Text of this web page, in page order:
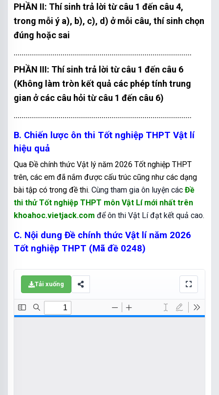
PHẦN II: Thí sinh trả lời từ câu 1 đến câu 4,
trong mỗi ý a), b), c), d) ở mỗi câu, thí sinh chọn
đúng hoặc sai
...........................................................................................
PHẦN III: Thí sinh trả lời từ câu 1 đến câu 6
(Không làm tròn kết quả các phép tính trung
gian ở các câu hỏi từ câu 1 đến câu 6)
...........................................................................................
B. Chiến lược ôn thi Tốt nghiệp THPT Vật lí
hiệu quả
Qua Đề chính thức Vật lý năm 2026 Tốt nghiệp THPT
trên, các em đã nắm được cấu trúc cũng như các dạng
bài tập có trong đề thi. Cùng tham gia ôn luyện các Đề
thi thử Tốt nghiệp THPT môn Vật Lí mới nhất trên
khoahoc.vietjack.com để ôn thi Vật Lí đạt kết quả cao.
C. Nội dung Đề chính thức Vật lí năm 2026
Tốt nghiệp THPT (Mã đề 0248)
Tải xuống